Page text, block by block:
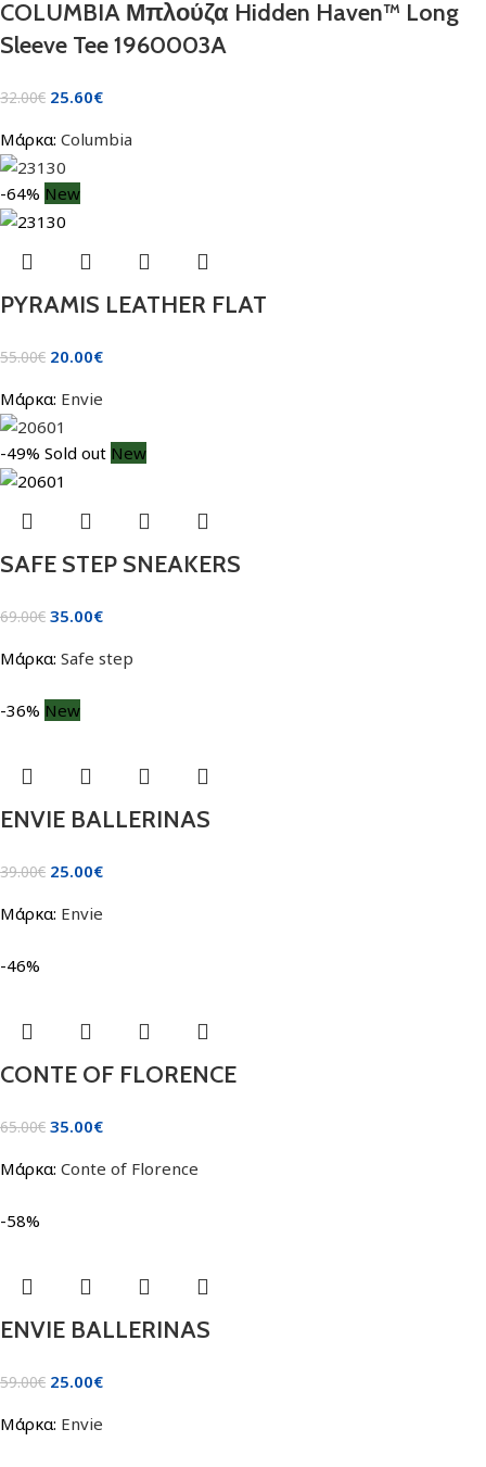
COLUMBIA Μπλούζα Hidden Haven™ Long
Sleeve Tee 1960003A
32.00€ 25.60€
Μάρκα: Columbia
-64% New
PYRAMIS LEATHER FLAT
55.00€ 20.00€
Μάρκα: Envie
-49% Sold out New
SAFE STEP SNEAKERS
69.00€ 35.00€
Μάρκα: Safe step
-36% New
ENVIE BALLERINAS
39.00€ 25.00€
Μάρκα: Envie
-46%
CONTE OF FLORENCE
65.00€ 35.00€
Μάρκα: Conte of Florence
-58%
ENVIE BALLERINAS
59.00€ 25.00€
Μάρκα: Envie